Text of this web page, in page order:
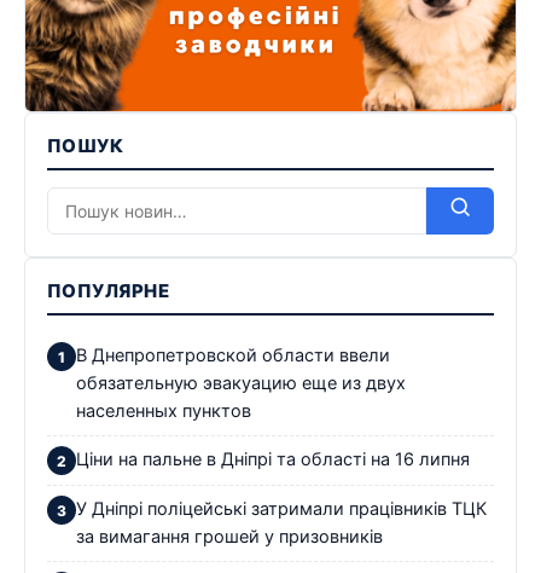
ПОШУК
ПОПУЛЯРНЕ
В Днепропетровской области ввели
обязательную эвакуацию еще из двух
населенных пунктов
Ціни на пальне в Дніпрі та області на 16 липня
У Дніпрі поліцейські затримали працівників ТЦК
за вимагання грошей у призовників